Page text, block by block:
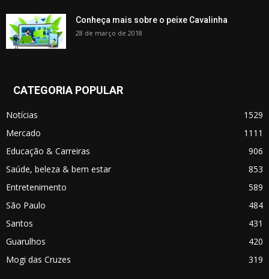
Conheça mais sobre o peixe Cavalinha
28 de março de 2018
CATEGORIA POPULAR
Notícias
1529
Mercado
1111
Educação & Carreiras
906
Saúde, beleza & bem estar
853
Entretenimento
589
São Paulo
484
Santos
431
Guarulhos
420
Mogi das Cruzes
319